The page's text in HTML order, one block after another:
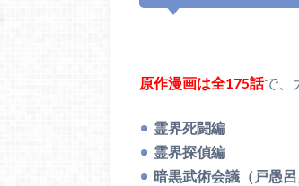
原作漫画は全175話で、
霊界死闘編
霊界探偵編
暗黒武術会議（戸愚呂